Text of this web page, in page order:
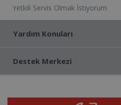
Yetkili Servis Olmak İstiyorum
Yardım Konuları
Destek Merkezi